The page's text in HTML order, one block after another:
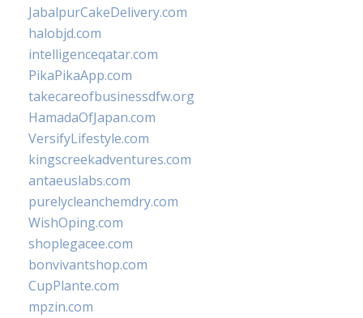
JabalpurCakeDelivery.com
halobjd.com
intelligenceqatar.com
PikaPikaApp.com
takecareofbusinessdfw.org
HamadaOfJapan.com
VersifyLifestyle.com
kingscreekadventures.com
antaeuslabs.com
purelycleanchemdry.com
WishOping.com
shoplegacee.com
bonvivantshop.com
CupPlante.com
mpzin.com